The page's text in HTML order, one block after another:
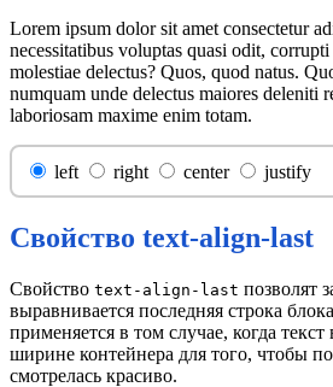
Lorem ipsum dolor sit amet consectetur
necessitatibus voluptas quasi odit,
molestiae delectus? Quos, quod natus.
numquam unde delectus maiores deleniti
laboriosam maxime enim totam.
left right center justify
Свойство text-align-last
Свойство text-align-last позволят
выравнивается последняя строка
применяется в том случае, когда
ширине контейнера для того, чтобы
смотрелась красиво.